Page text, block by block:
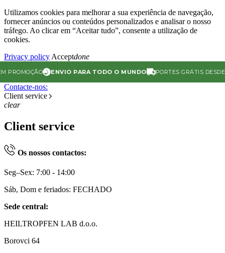
Utilizamos cookies para melhorar a sua experiência de navegação,
fornecer anúncios ou conteúdos personalizados e analisar o nosso
tráfego. Ao clicar em “Aceitar tudo”, consente a utilização de
cookies.
Privacy policy Acceptdone
ENVIO PARA TODO O MUNDO PORTES GRÁTIS DESDE
Contacte-nos:
Client service
clear
Client service
Os nossos contactos:
Seg–Sex: 7:00 - 14:00
Sáb, Dom e feriados: FECHADO
Sede central:
HEILTROPFEN LAB d.o.o.
Borovci 64